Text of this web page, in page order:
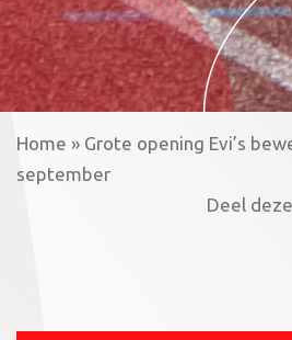
Home » Grote opening Evi’s
september
Deel